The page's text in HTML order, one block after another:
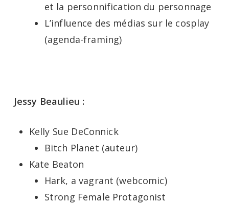
et la personnification du personnage
L’influence des médias sur le cosplay
(agenda-framing)
Jessy Beaulieu :
Kelly Sue DeConnick
Bitch Planet (auteur)
Kate Beaton
Hark, a vagrant (webcomic)
Strong Female Protagonist